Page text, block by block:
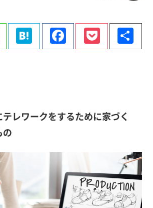
Line HatenaFacebook
Pocket
有
レワークをするために家づく
の